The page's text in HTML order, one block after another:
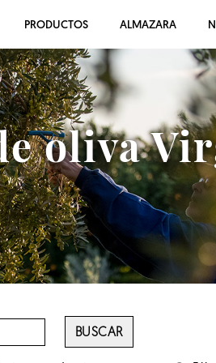
PRODUCTOS ALMAZARA
oliva
BUSCAR